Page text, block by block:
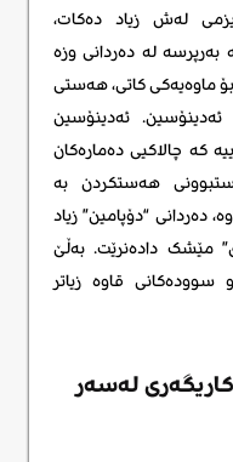
لەش زیاد دەکات،
لە دەردانی وزە
ماوەیەکی کاتی، هەستی
ئەدینۆسین
کە چالاکیی دەمارەکان
هەستکردن بە
دەردانی “دۆپامین” زیاد
مێشک دادەنرێت. بەڵێ
سوودەکانی قاوە زیاتر
لەسەر